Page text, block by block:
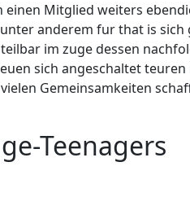
Mitglied weiters
anderem fur that is sich
im zuge dessen
sich angeschaltet
Gemeinsamkeiten
Teenagers